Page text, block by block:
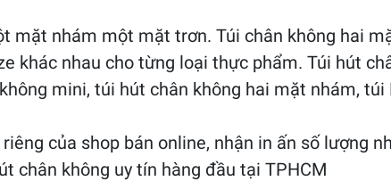
mặt nhám một mặt trơn. Túi chân không hai
khác nhau cho từng loại thực phẩm. Túi hút
mini, túi hút chân không hai mặt nhám,
của shop bán online, nhận in ấn số lượng
chân không uy tín hàng đầu tại TPHCM